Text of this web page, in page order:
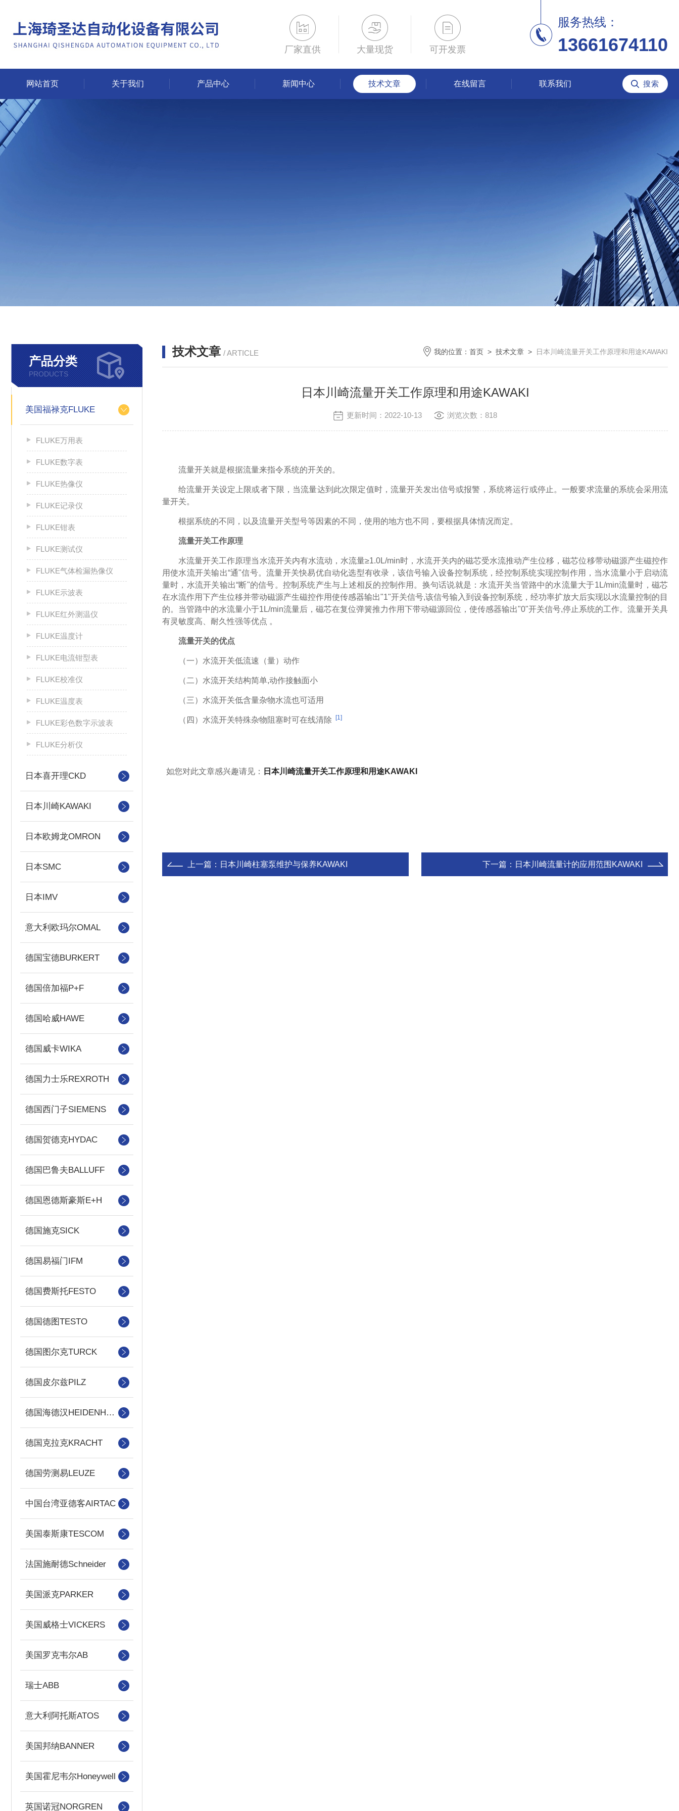
厂家直供 大量现货 可开发票
服务热线：
13661674110
网站首页 关于我们 产品中心 新闻中心 技术文章 在线留言 联系我们
产品分类
PRODUCTS
美国福禄克FLUKE
FLUKE万用表
FLUKE数字表
FLUKE热像仪
FLUKE记录仪
FLUKE钳表
FLUKE测试仪
FLUKE气体检漏热像仪
FLUKE示波表
FLUKE红外测温仪
FLUKE温度计
FLUKE电流钳型表
FLUKE校准仪
FLUKE温度表
FLUKE彩色数字示波表
FLUKE分析仪
日本喜开理CKD
日本川崎KAWAKI
日本欧姆龙OMRON
日本SMC
日本IMV
意大利欧玛尔OMAL
德国宝德BURKERT
德国倍加福P+F
德国哈威HAWE
德国威卡WIKA
德国力士乐REXROTH
德国西门子SIEMENS
德国贺德克HYDAC
德国巴鲁夫BALLUFF
德国恩德斯豪斯E+H
德国施克SICK
德国易福门IFM
德国费斯托FESTO
德国德图TESTO
德国图尔克TURCK
德国皮尔兹PILZ
德国海德汉HEIDENHAIN
德国克拉克KRACHT
德国劳测易LEUZE
中国台湾亚德客AIRTAC
美国泰斯康TESCOM
法国施耐德Schneider
美国派克PARKER
美国威格士VICKERS
美国罗克韦尔AB
瑞士ABB
意大利阿托斯ATOS
美国邦纳BANNER
美国霍尼韦尔Honeywell
英国诺冠NORGREN
技术文章 / ARTICLE 我的位置： 首页 > 技术文章 > 日本川崎流量开关工作原理和用途KAWAKI
日本川崎流量开关工作原理和用途KAWAKI
更新时间：2022-10-13 浏览次数：818
流量开关就是根据流量来指令系统的开关的。
给流量开关设定上限或者下限，当流量达到此次限定值时，流量开关发出信号或报警，系统将运行或停止。一般要求流量的系统会采用流
量开关。
根据系统的不同，以及流量开关型号等因素的不同，使用的地方也不同，要根据具体情况而定。
流量开关工作原理
水流量开关工作原理当水流开关内有水流动，水流量≥1.0L/min时，水流开关内的磁芯受水流推动产生位移，磁芯位移带动磁源产生磁控作
用使水流开关输出“通"信号。流量开关快易优自动化选型有收录，该信号输入设备控制系统，经控制系统实现控制作用，当水流量小于启动流
量时，水流开关输出“断"的信号。控制系统产生与上述相反的控制作用。换句话说就是：水流开关当管路中的水流量大于1L/min流量时，磁芯
在水流作用下产生位移并带动磁源产生磁控作用使传感器输出"1"开关信号,该信号输入到设备控制系统，经功率扩放大后实现以水流量控制的目
的。当管路中的水流量小于1L/min流量后，磁芯在复位弹簧推力作用下带动磁源回位，使传感器输出"0"开关信号,停止系统的工作。流量开关具
有灵敏度高、耐久性强等优点 。
流量开关的优点
（一）水流开关低流速（量）动作
（二）水流开关结构简单,动作接触面小
（三）水流开关低含量杂物水流也可适用
（四）水流开关特殊杂物阻塞时可在线清除 [1]
如您对此文章感兴趣请见： 日本川崎流量开关工作原理和用途KAWAKI
上一篇： 日本川崎柱塞泵维护与保养KAWAKI 下一篇： 日本川崎流量计的应用范围KAWAKI